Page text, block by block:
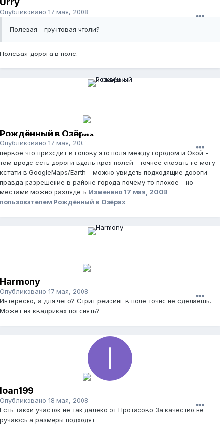
Urry
Опубликовано 17 мая, 2008
Полевая - грунтовая чтоли?
Полевая-дорога в поле.
Рождённый в Озёрах
Опубликовано 17 мая, 2008
первое что приходит в голову это поля между городом и Окой -
там вроде есть дороги вдоль края полей - точнее сказать не могу -
кстати в GoogleMaps/Earth - можно увидеть подходящие дороги -
правда разрешение в районе города почему то плохое - но
местами можно разлядеть Изменено 17 мая, 2008
пользователем Рождённый в Озёрах
Harmony
Опубликовано 17 мая, 2008
Интересно, а для чего? Стрит рейсинг в поле точно не сделаешь.
Может на квадриках погонять?
Ioan199
Опубликовано 18 мая, 2008
Есть такой участок не так далеко от Протасово За качество не
ручаюсь а размеры подходят